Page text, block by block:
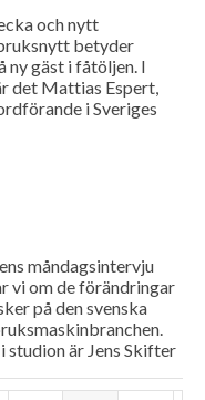
och nytt
betyder
ny gäst i fåtöljen. I
det Mattias Espert,
i Sveriges
måndagsintervju
vi om de förändringar
på den svenska
studion är Jens Skifter
på